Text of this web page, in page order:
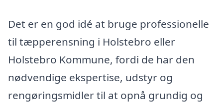
Det er en god idé at bruge professionelle
til tæpperensning i Holstebro eller
Holstebro Kommune, fordi de har den
nødvendige ekspertise, udstyr og
rengøringsmidler til at opnå grundig og